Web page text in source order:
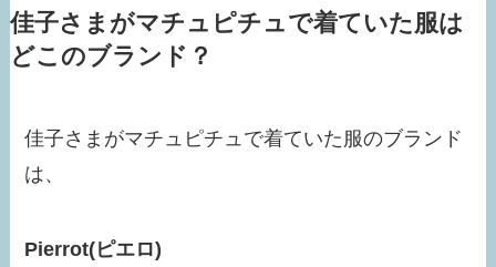
佳子さまがマチュピチュで着ていた服は
どこのブランド？
佳子さまがマチュピチュで着ていた服のブランド
は、
Pierrot(ピエロ)